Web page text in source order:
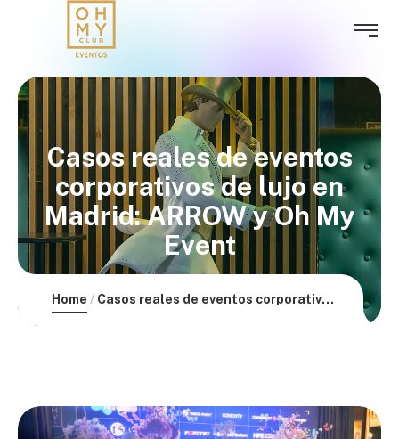
Casos reales de eventos
corporativos de lujo en
Madrid: ARROW y Oh My
Event
Home Casos reales de eventos corporativos de lujo en Madrid: ARROW y Oh My Event